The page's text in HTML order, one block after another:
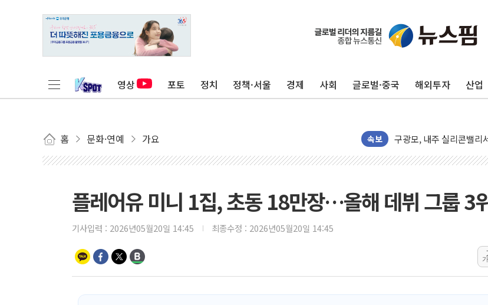
영상 포토 정치 정책·서울 경제 사회 글로벌·중국 해외투자 산업
홈 문화·연예 가요 속보
유럽증시, 견조한 실적
리투아니아 국방 "러, 우
뉴욕증시 개장 전 특징주
김정관 장관 "영업이익
청와대, 북한 단거리 탄도
금값 7주 만에 최고…美
러, 1인칭시점 드론으로
[베트남 증시] 지수 하락
'월가의 황제' 다이먼 "금
양주 섬유염색공장서 화
플레어유 미니 1집, 초동 18만장…올해 데뷔 그룹 3
기사입력 : 2026년05월20일 14:45 최종수정 : 2026년05월20일 14:45
가